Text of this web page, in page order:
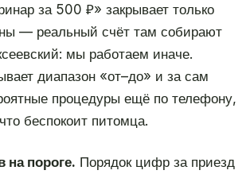
за 500 ₽» закрывает только
— реальный счёт там собирают
мы работаем иначе.
диапазон «от–до» и за сам
процедуры ещё по телефону,
беспокоит питомца.
на пороге. Порядок цифр за приезд